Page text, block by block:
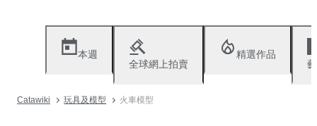
本週
全球網上拍賣
精選作品
Catawiki 玩具及模型 火車模型